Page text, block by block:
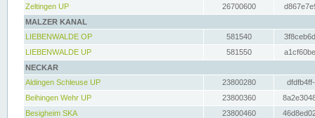
Zeltingen UP
26700600
MALZER KANAL
LIEBENWALDE OP
581540
LIEBENWALDE UP
581550
NECKAR
Aldingen Schleuse UP
23800280
Beihingen Wehr UP
23800360
Besigheim SKA
23800460